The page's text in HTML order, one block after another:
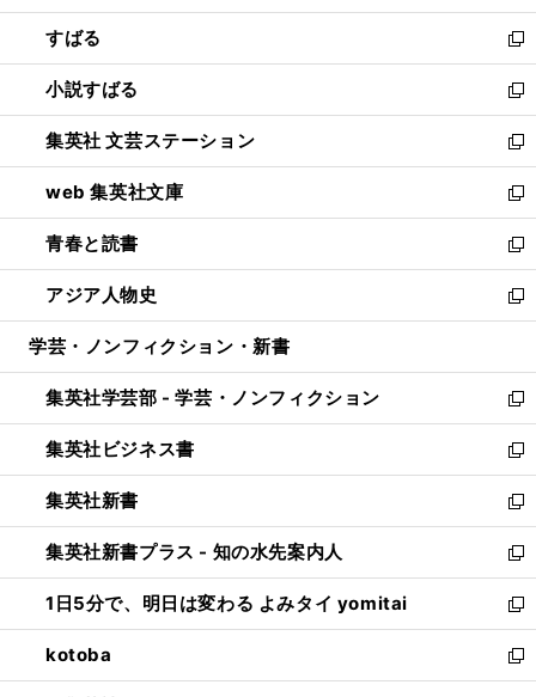
開
く
ウ
で
開
く
ン
ド
ウ
で
開
く
すばる
新
し
い
ウ
ィ
ン
ド
ウ
で
開
く
小説すばる
新
し
い
ウ
ィ
ン
ド
ウ
で
開
集英社 文芸ステーション
新
し
い
ウ
ィ
ン
ド
ウ
開
く
web 集英社文庫
新
し
い
ウ
ィ
ン
ウ
で
開
く
青春と読書
新
し
い
ウ
ン
ド
ウ
で
開
く
アジア人物史
新
し
ウ
ィ
ン
ド
ウ
で
開
く
学芸・ノンフィクション・新書
集英社学芸部 - 学芸・ノンフィクション
新
し
い
ウ
ィ
ン
ド
ウ
で
開
く
集英社ビジネス書
新
し
い
ウ
ィ
ン
ド
ウ
で
開
集英社新書
新
し
い
ウ
ィ
ン
ド
ウ
集英社新書プラス - 知の水先案内人
新
し
い
ウ
ィ
ン
1日5分で、明日は変わる よみタイ yomitai
新
し
い
ウ
kotoba
新
し